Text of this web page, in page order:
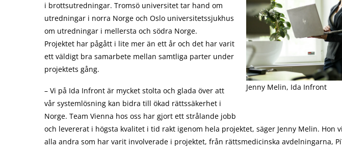
Jenny Melin, Ida Infront
i brottsutredningar. Tromsö universitet tar hand om
utredningar i norra Norge och Oslo universitetssjukhus
om utredningar i mellersta och södra Norge.
Projektet har pågått i lite mer än ett år och det har varit
ett väldigt bra samarbete mellan samtliga parter under
projektets gång.
– Vi på Ida Infront är mycket stolta och glada över att
vår systemlösning kan bidra till ökad rättssäkerhet i
Norge. Team Vienna hos oss har gjort ett strålande jobb
och levererat i högsta kvalitet i tid rakt igenom hela projektet, säger Jenny Melin. Hon
alla andra som har varit involverade i projektet, från rättsmedicinska avdelningarna,